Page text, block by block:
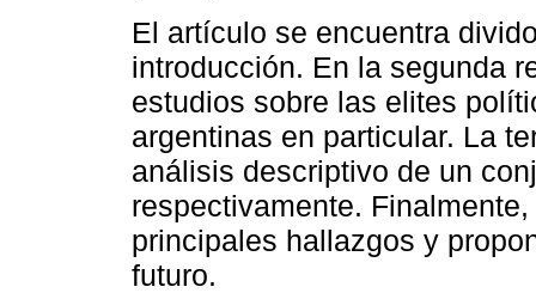
El artículo se encuentra
introducción. En la segunda
estudios sobre las elites
argentinas en particular. La
análisis descriptivo de un
respectivamente.
principales hallazgos y
futuro.